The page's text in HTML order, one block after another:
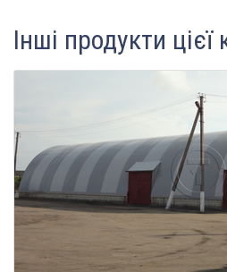
Інші продукти цієї